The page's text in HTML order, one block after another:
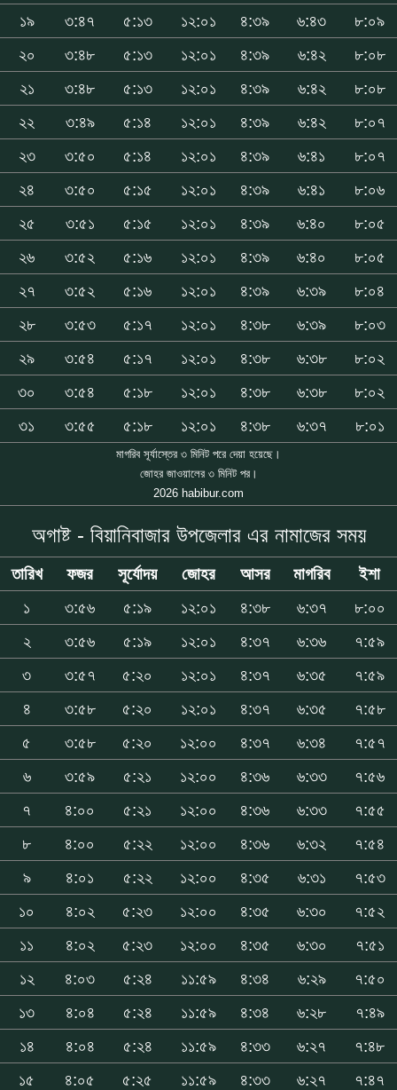
১৯
৩:৪৭ ৫:১৩ ১২:০১ ৪:৩৯ ৬:৪৩
৮:০৯
২০
৩:৪৮ ৫:১৩ ১২:০১ ৪:৩৯ ৬:৪২
৮:০৮
২১
৩:৪৮ ৫:১৩ ১২:০১ ৪:৩৯ ৬:৪২
৮:০৮
২২
৩:৪৯ ৫:১৪ ১২:০১ ৪:৩৯ ৬:৪২
৮:০৭
২৩
৩:৫০ ৫:১৪ ১২:০১ ৪:৩৯ ৬:৪১
৮:০৭
২৪
৩:৫০ ৫:১৫ ১২:০১ ৪:৩৯ ৬:৪১
৮:০৬
২৫
৩:৫১ ৫:১৫ ১২:০১ ৪:৩৯ ৬:৪০
৮:০৫
২৬
৩:৫২ ৫:১৬ ১২:০১ ৪:৩৯ ৬:৪০
৮:০৫
২৭
৩:৫২ ৫:১৬ ১২:০১ ৪:৩৯ ৬:৩৯
৮:০৪
২৮
৩:৫৩ ৫:১৭ ১২:০১ ৪:৩৮ ৬:৩৯
৮:০৩
২৯
৩:৫৪ ৫:১৭ ১২:০১ ৪:৩৮ ৬:৩৮
৮:০২
৩০
৩:৫৪ ৫:১৮ ১২:০১ ৪:৩৮ ৬:৩৮
৮:০২
৩১
৩:৫৫ ৫:১৮ ১২:০১ ৪:৩৮ ৬:৩৭ ৮:০১
মাগরিব সূর্যাস্তের ৩ মিনিট পরে দেয়া হয়েছে।
জোহর জাওয়ালের ৩ মিনিট পর।
2026 habibur.com
অগাষ্ট - বিয়ানিবাজার উপজেলার এর নামাজের সময়
তারিখ ফজর সূর্যোদয় জোহর আসর মাগরিব
ইশা
১
৩:৫৬ ৫:১৯ ১২:০১ ৪:৩৮ ৬:৩৭
৮:০০
২
৩:৫৬ ৫:১৯ ১২:০১ ৪:৩৭ ৬:৩৬
৭:৫৯
৩
৩:৫৭ ৫:২০ ১২:০১ ৪:৩৭ ৬:৩৫
৭:৫৯
৪
৩:৫৮ ৫:২০ ১২:০১ ৪:৩৭ ৬:৩৫
৭:৫৮
৫
৩:৫৮ ৫:২০ ১২:০০ ৪:৩৭ ৬:৩৪
৭:৫৭
৬
৩:৫৯ ৫:২১ ১২:০০ ৪:৩৬ ৬:৩৩
৭:৫৬
৭
৪:০০ ৫:২১ ১২:০০ ৪:৩৬ ৬:৩৩
৭:৫৫
৮
৪:০০ ৫:২২ ১২:০০ ৪:৩৬ ৬:৩২
৭:৫৪
৯
৪:০১ ৫:২২ ১২:০০ ৪:৩৫ ৬:৩১
৭:৫৩
১০
৪:০২ ৫:২৩ ১২:০০ ৪:৩৫ ৬:৩০
৭:৫২
১১
৪:০২ ৫:২৩ ১২:০০ ৪:৩৫ ৬:৩০
৭:৫১
১২
৪:০৩ ৫:২৪ ১১:৫৯ ৪:৩৪ ৬:২৯
৭:৫০
১৩
৪:০৪ ৫:২৪ ১১:৫৯ ৪:৩৪ ৬:২৮
৭:৪৯
১৪
৪:০৪ ৫:২৪ ১১:৫৯ ৪:৩৩ ৬:২৭
৭:৪৮
১৫
৪:০৫ ৫:২৫ ১১:৫৯ ৪:৩৩ ৬:২৭
৭:৪৭